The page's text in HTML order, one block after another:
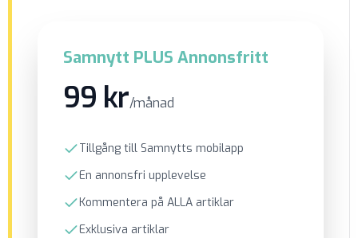
Samnytt PLUS Annonsfritt
99 kr/månad
Tillgång till Samnytts mobilapp
En annonsfri upplevelse
Kommentera på ALLA artiklar
Exklusiva artiklar